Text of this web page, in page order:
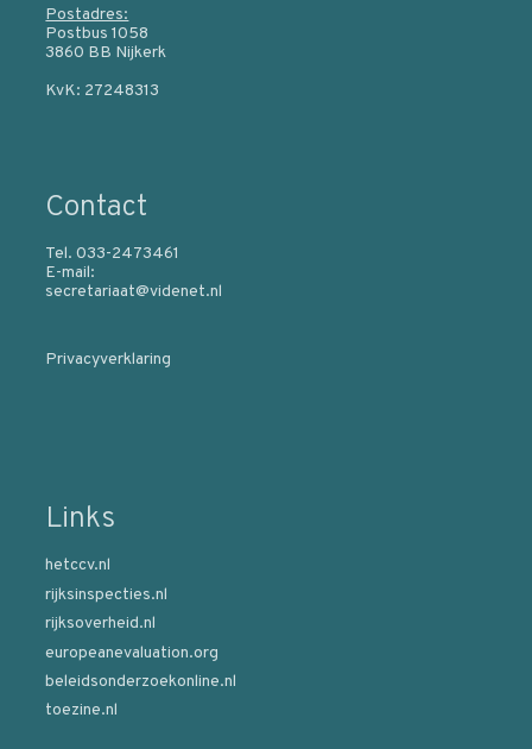
Postadres:
Postbus 1058
3860 BB Nijkerk
KvK: 27248313
Contact
Tel. 033-2473461
E-mail:
secretariaat@videnet.nl
Privacyverklaring
Links
hetccv.nl
rijksinspecties.nl
rijksoverheid.nl
europeanevaluation.org
beleidsonderzoekonline.nl
toezine.nl